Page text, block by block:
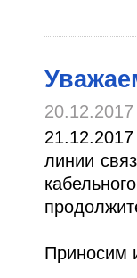
20.12.2017
линии
Приносим